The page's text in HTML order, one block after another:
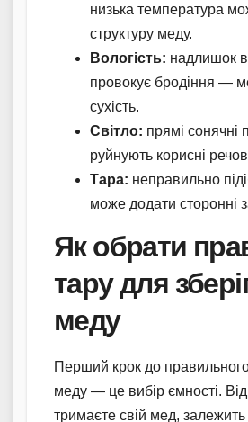
низька температура
структуру меду.
Вологість: надлишок
провокує бродіння —
сухість.
Світло: прямі сонячні
руйнують корисні
Тара: неправильно
може додати сторонні
Як обрати
тару для
меду
Перший крок до правильного
меду — це вибір ємності.
тримаєте свій мед, залежить